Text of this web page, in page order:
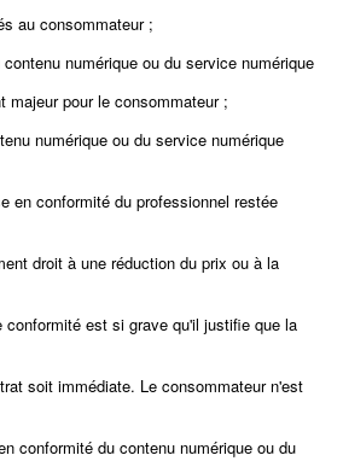
au consommateur ;
numérique ou du service numérique
majeur pour le consommateur ;
numérique ou du service numérique
en conformité du professionnel restée
droit à une réduction du prix ou à la
conformité est si grave qu'il justifie que la
soit immédiate. Le consommateur n'est
conformité du contenu numérique ou du